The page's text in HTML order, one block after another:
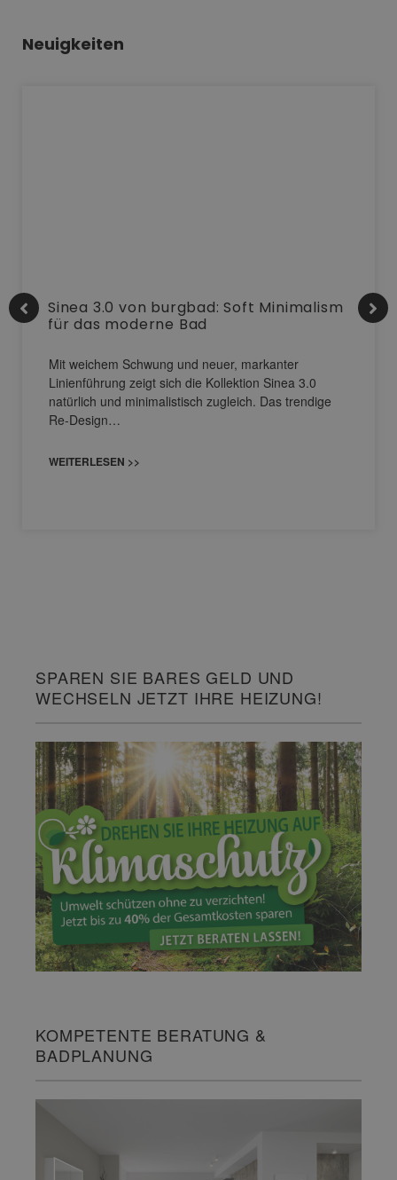
Neuigkeiten
Sinea 3.0 von burgbad: Soft Minimalism
für das moderne Bad
Mit weichem Schwung und neuer, markanter
Linienführung zeigt sich die Kollektion Sinea 3.0
natürlich und minimalistisch zugleich. Das trendige
Re-Design…
WEITERLESEN >>
SPAREN SIE BARES GELD UND
WECHSELN JETZT IHRE HEIZUNG!
KOMPETENTE BERATUNG &
BADPLANUNG